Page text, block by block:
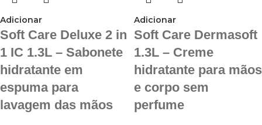
Adicionar
Soft Care Deluxe 2 in
1 IC 1.3L – Sabonete
hidratante em
espuma para
lavagem das mãos
Adicionar
Soft Care Dermasoft
1.3L – Creme
hidratante para mãos
e corpo sem
perfume